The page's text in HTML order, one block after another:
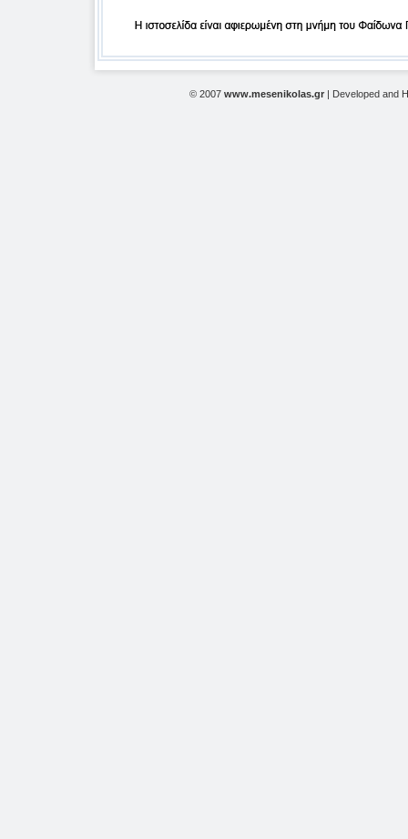
© 2007 www.mesenikolas.gr | Developed and